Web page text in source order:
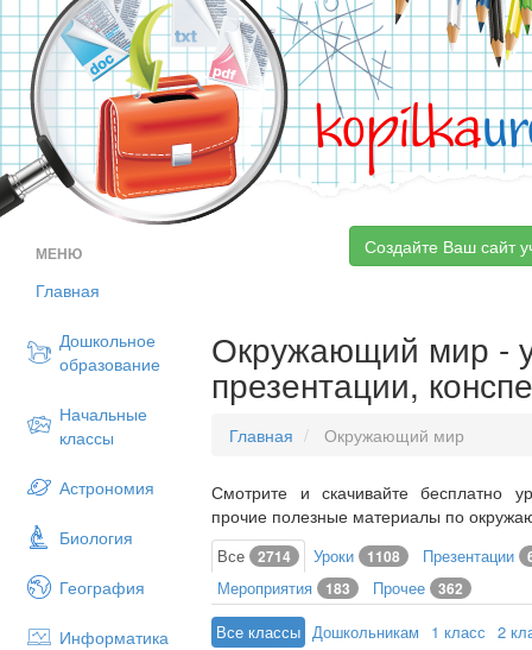
kopilka
МЕНЮ
Главная
Дошкольное
образование
Начальные
классы
Астрономия
Биология
География
Информатика
Создайте Ваш сайт
Окружающий мир -
презентации,
Главная Окружающий мир
Смотрите и скачивайте бесплатно
прочие полезные материалы по
Все 2714 Уроки 1108 Презентации
Мероприятия 183 Прочее 362
Все классы Дошкольникам 1 класс 2